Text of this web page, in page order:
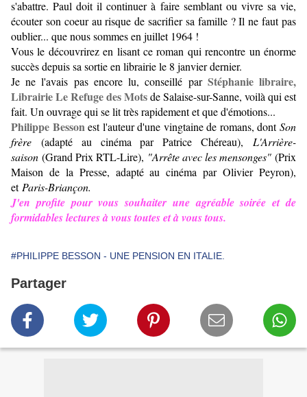
s'abattre. Paul doit il continuer à faire semblant ou vivre sa vie,
écouter son coeur au risque de sacrifier sa famille ? Il ne faut pas
oublier... que nous sommes en juillet 1964 !
Vous le découvrirez en lisant ce roman qui rencontre un énorme
succès depuis sa sortie en librairie le 8 janvier dernier.
Je ne l'avais pas encore lu, conseillé par Stéphanie libraire,
Librairie Le Refuge des Motsde Salaise-sur-Sanne, voilà qui est
fait. Un ouvrage qui se lit très rapidement et que d'émotions...
Philippe Besson est l'auteur d'une vingtaine de romans, dontSon
frère (adapté au cinéma par Patrice Chéreau), L'Arrière-
saison (Grand Prix RTL-Lire), "Arrête avec les mensonges" (Prix
Maison de la Presse, adapté au cinéma par Olivier Peyron),
et Paris-Briançon.
J'en profite pour vous souhaiter une agréable soirée et de
formidables lectures à vous toutes et à vous tous.
#PHILIPPE BESSON - UNE PENSION EN ITALIE.
Partager